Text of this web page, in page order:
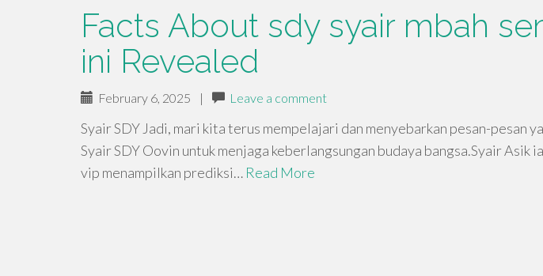
Facts About sdy syair mbah
ini Revealed
February 6, 2025 | Leave a comment
Syair SDY Jadi, mari kita terus mempelajari dan menyebarkan pesan-pesan
Syair SDY Oovin untuk menjaga keberlangsungan budaya bangsa.Syair Asik
vip menampilkan prediksi… Read More